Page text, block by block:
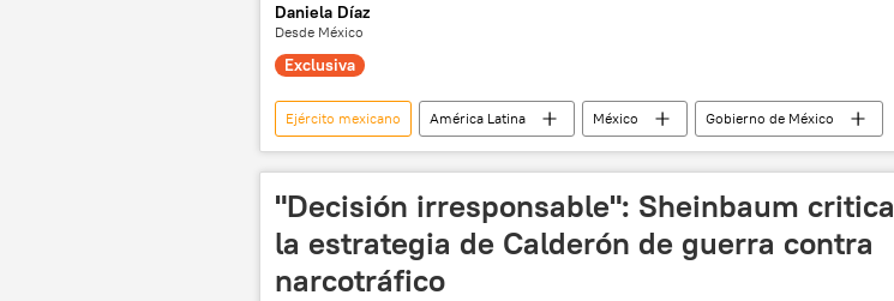
Daniela Díaz
Desde México
Exclusiva
Ejército mexicano América Latina México
Gobierno de México
🛡️ Fuerzas Armadas
💬 Entrevistas seguridad sociedad
"Decisión irresponsable": Sheinbaum critica
la estrategia de Calderón de guerra contra
narcotráfico